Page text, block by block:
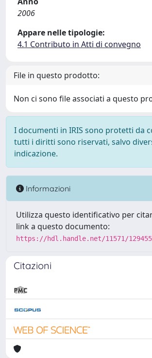
2006
Appare nelle tipologie:
4.1 Contributo in Atti di convegno
File in questo prodotto:
Non ci sono file associati a questo
I documenti in IRIS sono protetti da
tutti i diritti sono riservati, salvo
indicazione.
Informazioni
Utilizza questo identificativo per
link a questo documento:
https://hdl.handle.net/11571/129455
Citazioni